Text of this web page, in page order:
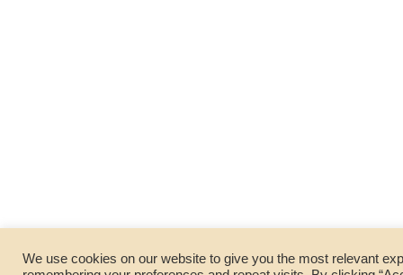
We use cookies on our website to give you the most relevant